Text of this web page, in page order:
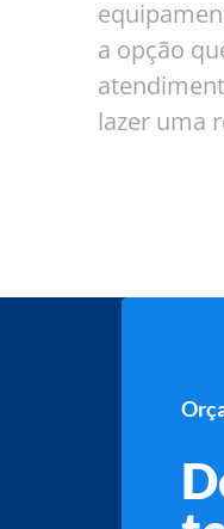
a opção
lazer uma